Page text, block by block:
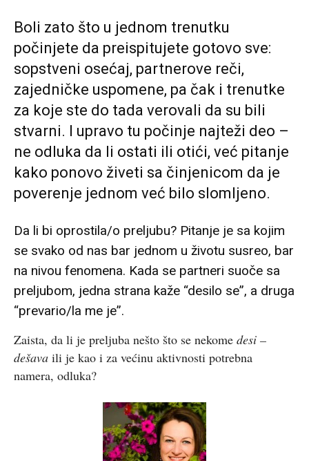
Boli zato što u jednom trenutku
počinjete da preispitujete gotovo sve:
sopstveni osećaj, partnerove reči,
zajedničke uspomene, pa čak i trenutke
za koje ste do tada verovali da su bili
stvarni. I upravo tu počinje najteži deo –
ne odluka da li ostati ili otići, već pitanje
kako ponovo živeti sa činjenicom da je
poverenje jednom već bilo slomljeno.
Da li bi oprostila/o preljubu? Pitanje je sa kojim
se svako od nas bar jednom u životu susreo, bar
na nivou fenomena. Kada se partneri suoče sa
preljubom, jedna strana kaže “desilo se”, a druga
“prevario/la me je”.
Zaista, da li je preljuba nešto što se nekome desi –
dešava ili je kao i za većinu aktivnosti potrebna
namera, odluka?